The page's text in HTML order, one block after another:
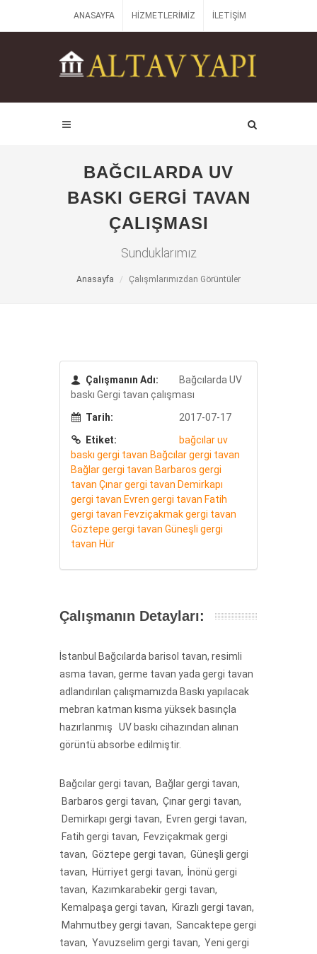
ANASAYFA HIZMETLERIMIZ İLETIŞIM
BAĞCILARDA UV
BASKI GERGI TAVAN
ÇALIŞMASI
Sunduklarımız
Anasayfa Çalışmlarımızdan Görüntüler
Çalışmanın Adı:
Bağcılarda UV
baskı Gergi tavan çalışması
Tarih:
2017-07-17
Etiket:
bağcılaruv
baskı gergi tavan Bağcılar gergi tavan
Bağlar gergi tavan Barbaros gergi
tavan Çınar gergi tavan Demirkapı
gergi tavan Evren gergi tavan Fatih
gergi tavan Fevziçakmak gergi tavan
Göztepe gergi tavan Güneşli gergi
tavan Hür
Çalışmanın Detayları:
İstanbul Bağcılarda barisol tavan, resimli
asma tavan, germe tavan yada gergi tavan
adlandırılan çalışmamızda Baskı yapılacak
mebran katman kısma yüksek basınçla
hazırlanmış UV baskı cihazından alınan
görüntü absorbe edilmiştir.
Bağcılar gergi tavan, Bağlar gergi tavan,
Barbaros gergi tavan, Çınar gergi tavan,
Demirkapı gergi tavan, Evren gergi tavan,
Fatih gergi tavan, Fevziçakmak gergi
tavan, Göztepe gergi tavan, Güneşli gergi
tavan, Hürriyet gergi tavan, İnönü gergi
tavan, Kazımkarabekir gergi tavan,
Kemalpaşa gergi tavan, Kirazlı gergi tavan,
Mahmutbey gergi tavan, Sancaktepe gergi
tavan, Yavuzselim gergi tavan, Yeni gergi